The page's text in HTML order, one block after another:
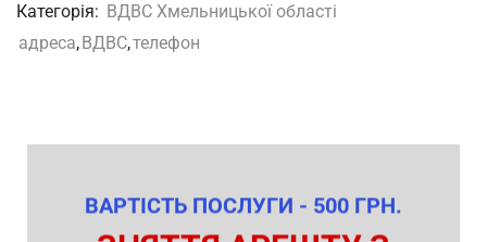
Категорія: ВДВС Хмельницької області
адреса, ВДВС,телефон
ВАРТІСТЬ ПОСЛУГИ - 500 ГРН.